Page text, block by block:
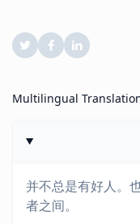
Multilingual
并不总是有好人。
者之间。